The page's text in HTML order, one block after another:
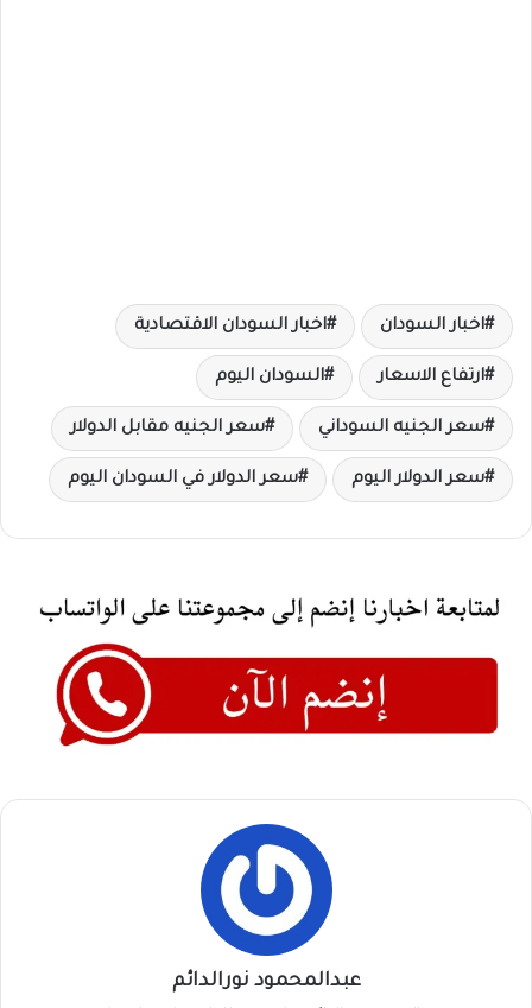
اخبار السودان اخبار السودان الاقتصادية
ارتفاع الاسعار السودان اليوم
سعر الجنيه السوداني سعر الجنيه مقابل الدولار
سعر الدولار اليوم سعر الدولار في السودان اليوم
عبدالمحمود نورالدائم